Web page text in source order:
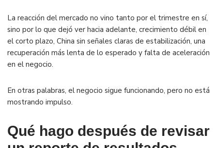
La reacción del mercado no vino tanto por el trimestre en sí,
sino por lo que dejó ver hacia adelante, crecimiento débil en
el corto plazo, China sin señales claras de estabilización, una
recuperación más lenta de lo esperado y falta de aceleración
en el negocio.
En otras palabras, el negocio sigue funcionando, pero no está
mostrando impulso.
Qué hago después de revisar